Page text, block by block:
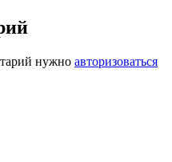
нужно авторизоваться